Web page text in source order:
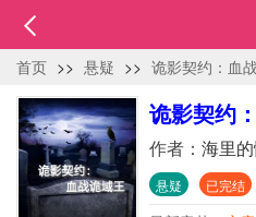
首页 >> 悬疑 >> 诡影契约：血
诡影契约
作者： 海里
悬疑 已完结